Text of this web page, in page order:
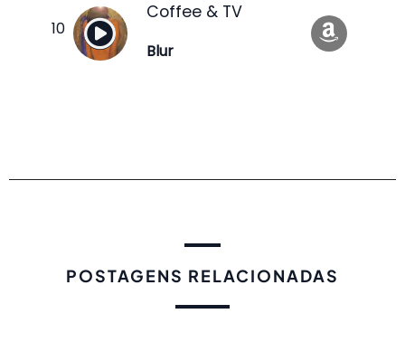
Coffee & TV
Blur
POSTAGENS RELACIONADAS